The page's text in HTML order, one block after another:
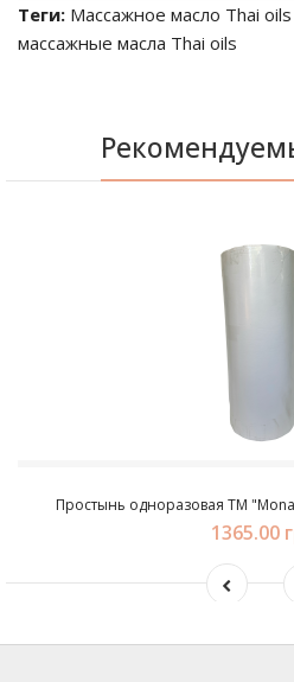
Теги: Массажное масло Thai
маcсажные масла Thai oils
Простынь одноразовая ТМ
1365.00